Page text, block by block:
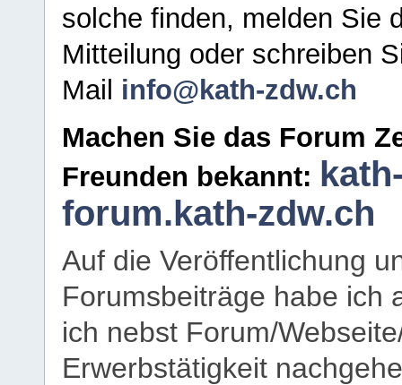
solche finden, melden Sie
Mitteilung oder schreiben
Mail info@kath-zdw.ch
Machen Sie das Forum
Freunden bekannt:
forum.kath-zdw.ch
Auf die Veröffentlichung
Forumsbeiträge habe ich
ich nebst Forum/
Erwerbstätigkeit